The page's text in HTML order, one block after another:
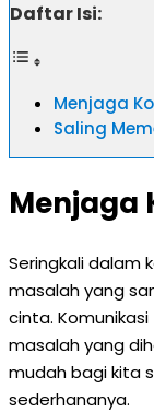
Daftar Isi:
Menjaga
Saling
Menjaga
Seringkali dalam
masalah yang
cinta.
masalah yang
mudah bagi kita
sederhananya.